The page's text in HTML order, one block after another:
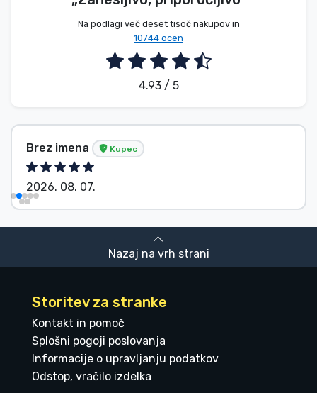
Na podlagi več deset tisoč nakupov in
10744 ocen
4.93 / 5
Brez imena Kupec
2026. 08. 07.
Nazaj na vrh strani
Storitev za stranke
Kontakt in pomoč
Splošni pogoji poslovanja
Informacije o upravljanju podatkov
Odstop, vračilo izdelka